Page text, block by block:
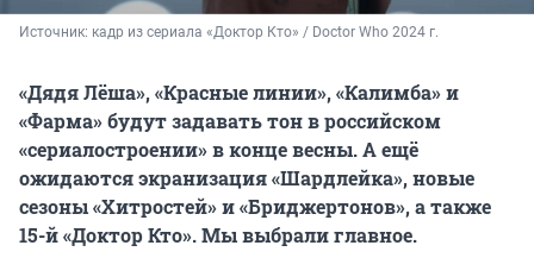
Источник: кадр из сериала «Доктор Кто» / Doctor Who 2024 г.
«Дядя Лёша», «Красные линии», «Калимба» и
«Фарма» будут задавать тон вроссийском
«сериалостроении» в конце весны. А ещё
ожидаются экранизация «Шардлейка», новые
сезоны «Хитростей» и «Бриджертонов», а также
15-й «Доктор Кто».Мы выбрали главное.